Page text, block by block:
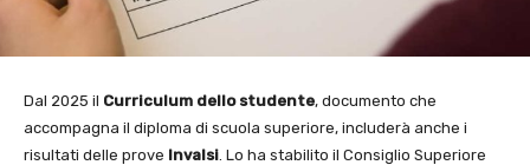
Dal 2025 il Curriculum dello studente, documento che
accompagna il diploma di scuola superiore, includerà anche i
risultati delle prove Invalsi . Lo ha stabilito il Consiglio Superiore